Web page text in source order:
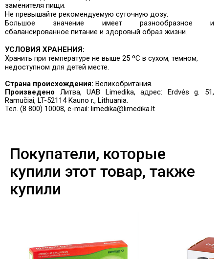
заменителя пищи.
Не превышайте рекомендуемую суточную дозу.
Большое значение имеет разнообразное и
сбалансированное питание и здоровый образ жизни.
УСЛОВИЯ ХРАНЕНИЯ:
Хранить при температуре не выше 25 ºC в сухом, темном,
недоступном для детей месте.
Страна происхождения: Великобритания.
Произведено Литва, UAB Limedika, адрес: Erdvės g. 51,
Ramučiai, LT-52114 Kauno r., Lithuania.
Тел. (8 800) 10008, e-mail: limedika@limedika.lt
Покупатели, которые
купили этот товар, также
купили